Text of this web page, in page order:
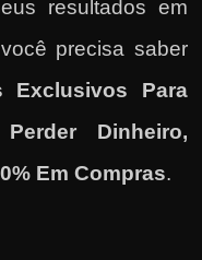
resultados em
precisa saber
Exclusivos Para
Dinheiro,
Em Compras.